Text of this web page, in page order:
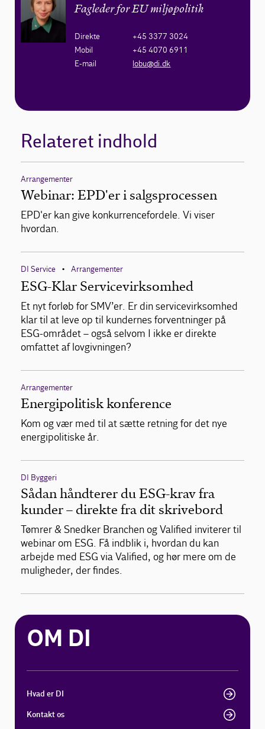
Fagleder for EU miljøpolitik
Direkte
+45 3377 3024
Mobil
+45 4070 6911
E-mail
lobu@di.dk
Relateret indhold
Arrangementer
Webinar: EPD'er i salgsprocessen
EPD'er kan give konkurrencefordele. Vi viser
hvordan.
DI Service • Arrangementer
ESG-Klar Servicevirksomhed
Et nyt forløb for SMV’er. Er din servicevirksomhed
klar til at leve op til kundernes forventninger på
ESG-området – også selvom I ikke er direkte
omfattet af lovgivningen?
Arrangementer
Energipolitisk konference
Kom og vær med til at sætte retning for det nye
energipolitiske år.
DI Byggeri
Sådan håndterer du ESG-krav fra
kunder – direkte fra dit skrivebord
Tømrer & Snedker Branchen og Valified inviterer til
webinar om ESG. Få indblik i, hvordan du kan
arbejde med ESG via Valified, og hør mere om de
muligheder, der findes.
OM DI
Hvad er DI
Kontakt os